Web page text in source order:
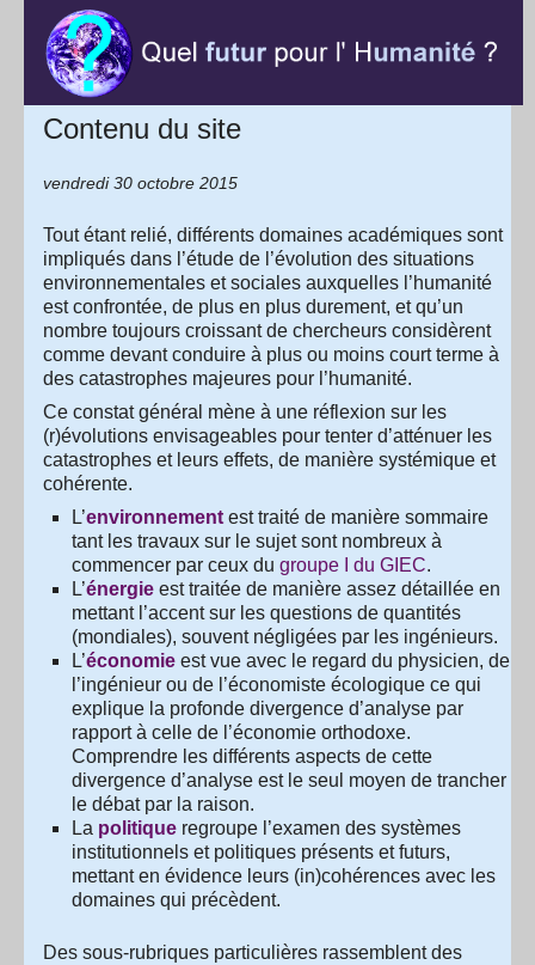
Contenu du site
vendredi 30 octobre 2015
Tout étant relié, différents domaines académiques sont
impliqués dans l’étude de l’évolution des situations
environnementales et sociales auxquelles l’humanité
est confrontée, de plus en plus durement, et qu’un
nombre toujours croissant de chercheurs considèrent
comme devant conduire à plus ou moins court terme à
des catastrophes majeures pour l’humanité.
Ce constat général mène à une réflexion sur les
(r)évolutions envisageables pour tenter d’atténuer les
catastrophes et leurs effets, de manière systémique et
cohérente.
L’environnementest traité de manière sommaire
tant les travaux sur le sujet sont nombreux à
commencer par ceux du groupe I du GIEC.
L’énergie est traitée de manière assez détaillée en
mettant l’accent sur les questions de quantités
(mondiales), souvent négligées par les ingénieurs.
L’économie est vue avec le regard du physicien, de
l’ingénieur ou de l’économiste écologique ce qui
explique la profonde divergence d’analyse par
rapport à celle de l’économie orthodoxe.
Comprendre les différents aspects de cette
divergence d’analyse est le seul moyen de trancher
le débat par la raison.
La politique regroupe l’examen des systèmes
institutionnels et politiques présents et futurs,
mettant en évidence leurs (in)cohérences avec les
domaines qui précèdent.
Des sous-rubriques particulières rassemblent des